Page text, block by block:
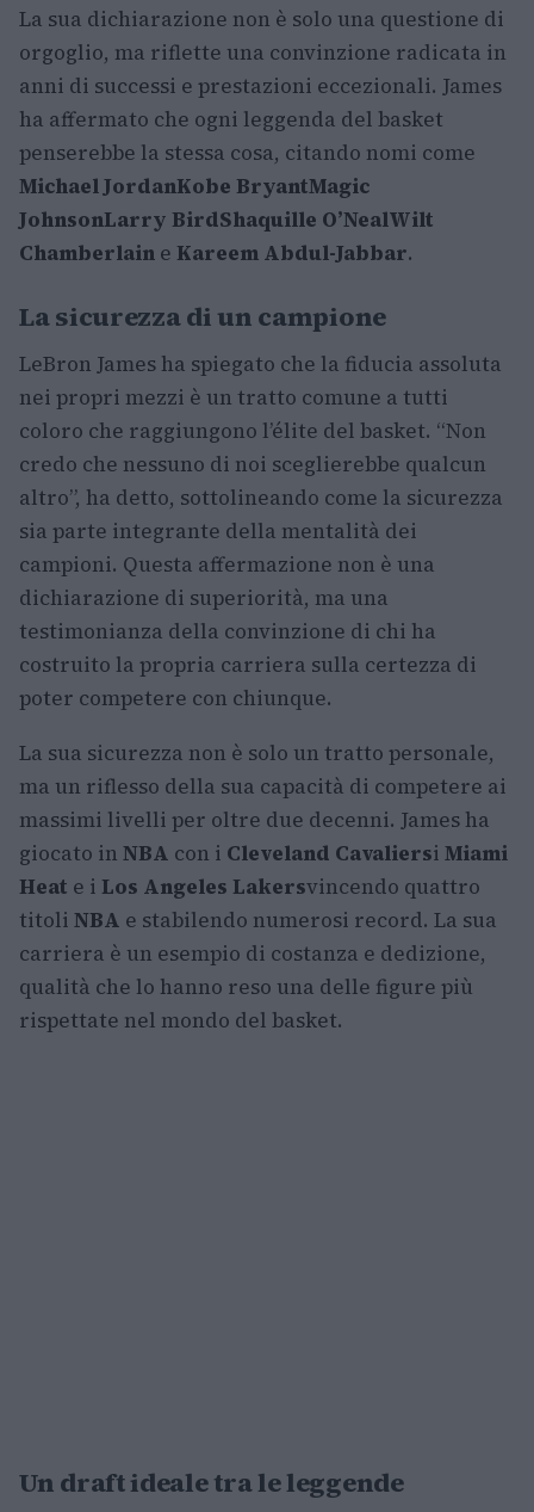
La sua dichiarazione non è solo una questione di
orgoglio, ma riflette una convinzione radicata in
anni di successi e prestazioni eccezionali. James
ha affermato che ogni leggenda del basket
penserebbe la stessa cosa, citando nomi come
Michael JordanKobe BryantMagic
JohnsonLarry BirdShaquille O’NealWilt
Chamberlain e Kareem Abdul-Jabbar.
La sicurezza di un campione
LeBron James ha spiegato che la fiducia assoluta
nei propri mezzi è un tratto comune a tutti
coloro che raggiungono l’élite del basket. “Non
credo che nessuno di noi sceglierebbe qualcun
altro”, ha detto, sottolineando come la sicurezza
sia parte integrante della mentalità dei
campioni. Questa affermazione non è una
dichiarazione di superiorità, ma una
testimonianza della convinzione di chi ha
costruito la propria carriera sulla certezza di
poter competere con chiunque.
La sua sicurezza non è solo un tratto personale,
ma un riflesso della sua capacità di competere ai
massimi livelli per oltre due decenni. James ha
giocato in NBA con i Cleveland Cavaliersi Miami
Heat e i Los Angeles Lakersvincendo quattro
titoli NBA e stabilendo numerosi record. La sua
carriera è un esempio di costanza e dedizione,
qualità che lo hanno reso una delle figure più
rispettate nel mondo del basket.
Un draft ideale tra le leggende